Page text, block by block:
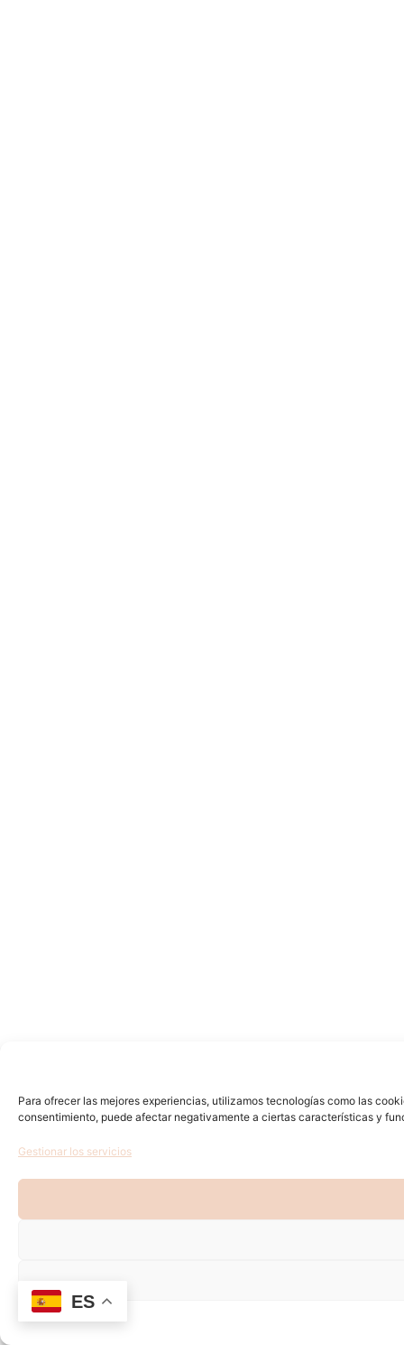
Para ofrecer las mejores experiencias, utilizamos tecnologías como las
consentimiento, puede afectar negativamente a ciertas características y
Gestionar los servicios
ES